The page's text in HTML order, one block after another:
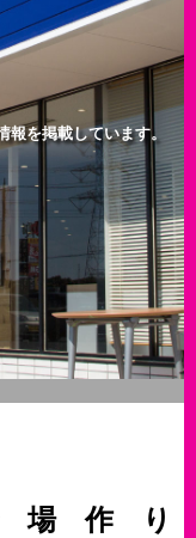
報を掲載しています。
場作り